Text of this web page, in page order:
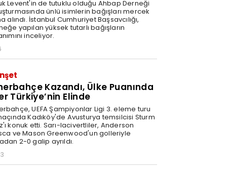
Levent'in de tutuklu olduğu Ahbap Derneği
ünlü isimlerin bağışları mercek
alındı. İstanbul Cumhuriyet Başsavcılığı,
yapılan yüksek tutarlı bağışların
inceliyor.
Kazandı, Ülke Puanında
Türkiye’nin Elinde
UEFA Şampiyonlar Ligi 3. eleme turu
Kadıköy'de Avusturya temsilcisi Sturm
konuk etti. Sarı-lacivertliler, Anderson
ve Mason Greenwood'un golleriyle
2-0 galip ayrıldı.